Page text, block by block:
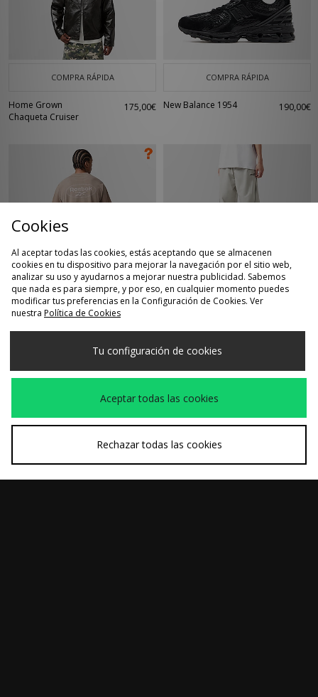
COMPRA RÁPIDA
Home Grown
Chaqueta Cruiser
175,00€
COMPRA RÁPIDA
New Balance 1954 190,00€
COMPRA RÁPIDA
Reebok Camiseta
Oval Fade - size?
40,00€
COMPRA RÁPIDA
Alte Systems Pantalón
Cookies
Al aceptar todas las cookies, estás aceptando que se almacenen
cookies en tu dispositivo para mejorar la navegación por el sitio web,
analizar su uso y ayudarnos a mejorar nuestra publicidad. Sabemos
que nada es para siempre, y por eso, en cualquier momento puedes
modificar tus preferencias en la Configuración de Cookies. Ver
nuestra Política de Cookies
Tu configuración de cookies
Aceptar todas las cookies
Rechazar todas las cookies